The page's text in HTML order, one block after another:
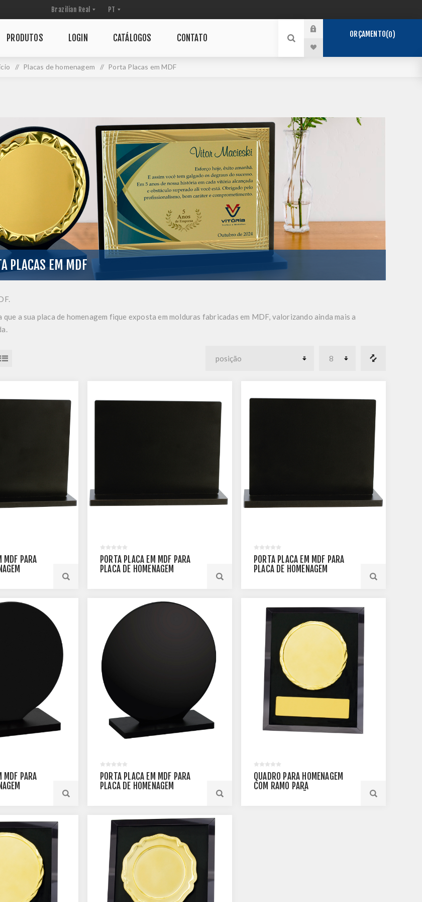
PRODUTOS LOGIN CATÁLOGOS CONTATO ORÇAMENTO 0
/ Placas de homenagem / Porta Placas em MDF
PLACAS EM MDF
a sua placa de homenagem fique exposta em molduras fabricadas em MDF, valorizando ainda mais a
MDF PARA
PORTA PLACA EM MDF PARA
PLACA DE HOMENAGEM
PORTA PLACA EM MDF PARA
PLACA DE HOMENAGEM
MDF PARA
PORTA PLACA EM MDF PARA
PLACA DE HOMENAGEM
QUADRO PARA HOMENAGEM
COM RAMO PARA